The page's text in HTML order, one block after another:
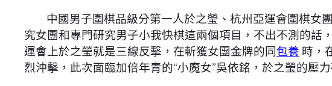
中國男子圍棋品級分第一人於之瑩、杭州亞運會圍棋女
究女團和專門研究男子小我快棋這兩個項目，不出不測的
運會上於之瑩就是三線反擊，在斬獲女團金牌的同包養 時，
烈沖擊，此次面臨加倍年青的“小魔女”吳依銘，於之瑩的壓